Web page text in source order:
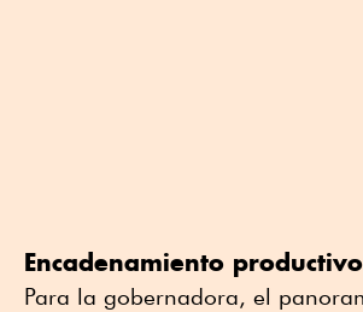
Encadenamiento productivo
Para la gobernadora, el